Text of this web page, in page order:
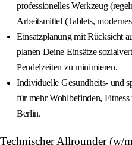
professionelles Werkzeug
Arbeitsmittel (Tablets,
Einsatzplanung mit Rücksicht
planen Deine Einsätze
Pendelzeiten zu minimieren.
Individuelle Gesundheits- und
für mehr Wohlbefinden,
Berlin.
Technischer Allrounder (w/